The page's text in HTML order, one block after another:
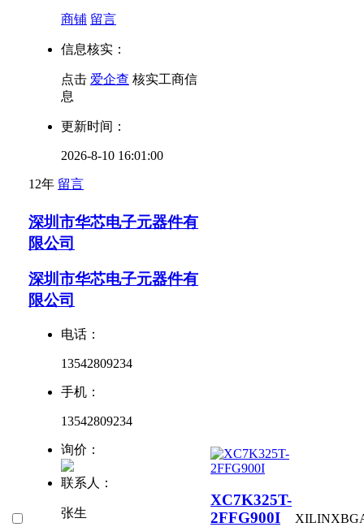
商铺 留言
信息核实：
点击 爱企查 核实工商信
息
更新时间：
2026-8-10 16:01:00
12年 留言
深圳市华芯电子元器件有
限公司
深圳市华芯电子元器件有
限公司
电话：
13542809234
手机：
13542809234
询价：
联系人：
张生
XC7K325T-
2FFG900I
XILINX